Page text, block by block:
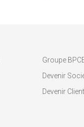
Groupe
Devenir
Devenir Client